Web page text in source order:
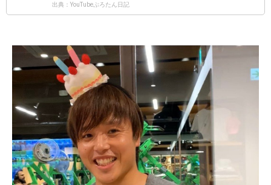
出典：YouTubeぷろたん日記